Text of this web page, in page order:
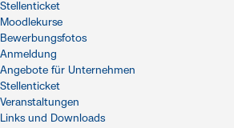
Stellenticket
Moodlekurse
Bewerbungsfotos
Anmeldung
Angebote für Unternehmen
Stellenticket
Veranstaltungen
Links und Downloads